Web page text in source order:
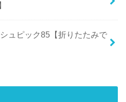
ュピック85【折りたたみで